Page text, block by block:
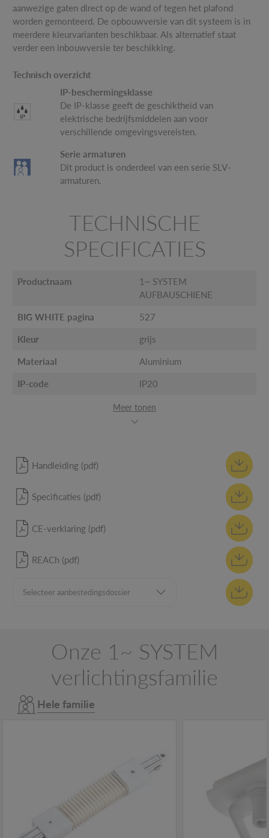
aanwezige gaten direct op de wand of tegen het plafond
worden gemonteerd. De opbouwversie van dit systeem is in
meerdere kleurvarianten beschikbaar. Als alternatief staat
verder een inbouwversie ter beschikking.
Technisch overzicht
IP-beschermingsklasse
De IP-klasse geeft de geschiktheid van
elektrische bedrijfsmiddelen aan voor
verschillende omgevingsvereisten.
Serie armaturen
Dit product is onderdeel van een serie SLV-
armaturen.
TECHNISCHE
SPECIFICATIES
Productnaam
1~ SYSTEM
AUFBAUSCHIENE
BIG WHITE pagina 527
Kleur grijs
Materiaal Aluminium
IP-code IP20
Meer tonen
Handleiding (pdf)
Specificaties (pdf)
CE-verklaring (pdf)
REACh (pdf)
Onze 1~ SYSTEM
verlichtingsfamilie
Hele familie